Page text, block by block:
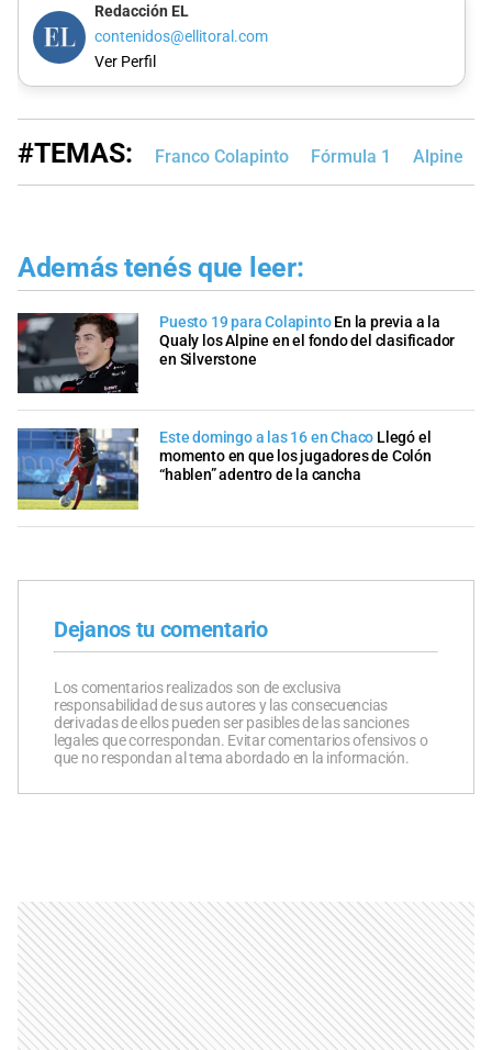
Redacción EL
contenidos@ellitoral.com
Ver Perfil
#TEMAS: Franco Colapinto Fórmula 1 Alpine
Además tenés que leer:
Puesto 19 para Colapinto En la previa a la
Qualy los Alpine en el fondo del clasificador
en Silverstone
Este domingo a las 16 en Chaco Llegó el
momento en que los jugadores de Colón
“hablen” adentro de la cancha
Dejanos tu comentario
Los comentarios realizados son de exclusiva
responsabilidad de sus autores y las consecuencias
derivadas de ellos pueden ser pasibles de las sanciones
legales que correspondan. Evitar comentarios ofensivos o
que no respondan al tema abordado en la información.